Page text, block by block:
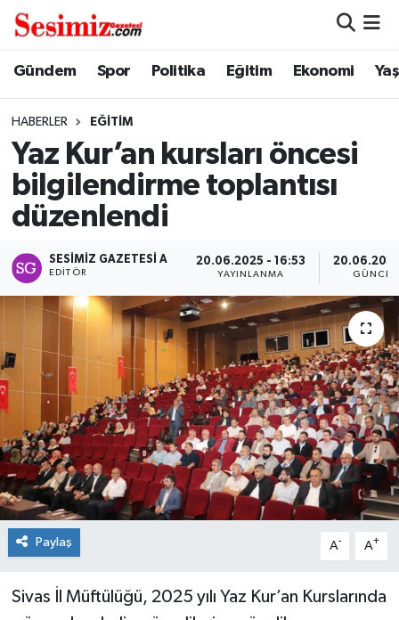
Gündem Spor Politika Eğitim Ekonomi
HABERLER EĞITIM
Yaz Kur’an kursları öncesi
bilgilendirme toplantısı
düzenlendi
SESIMIZ GAZETESI A
EDITÖR
20.06.2025 - 16:53
YAYINLANMA
Paylaş A- A+
Sivas İl Müftülüğü, 2025 yılı Yaz Kur’an Kurslarında
Dünya
Ekonomi
Genel
Gündem
Magazin
Sağlık
Spor
Teknoloji
Tokat Haberleri
Nöbetçi Eczaneler
Hava Durumu
Namaz Vakitleri
Trafik Durumu
Süper Lig Puan Durumu ve Fikstür
Tüm Manşetler
Son Dakika Haberleri
Haber Arşivi